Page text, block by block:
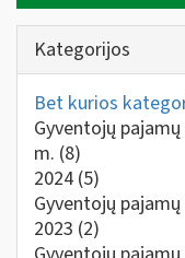
Kategorijos
Bet kurios
Gyventojų
m. (8)
2024 (5)
Gyventojų
2023 (2)